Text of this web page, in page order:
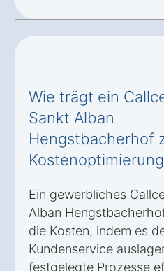
Wie trägt ein
Sankt Alban
Hengstbacherhof
Ein gewerbliches
Alban
die Kosten, indem es
Kundenservice
festgelegte Prozesse